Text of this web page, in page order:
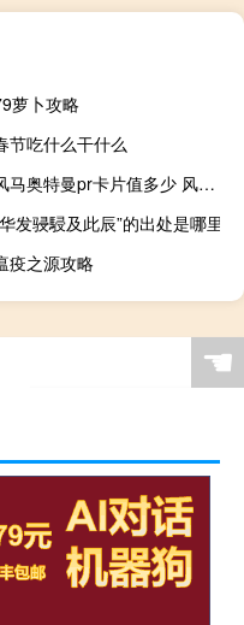
萝卜攻略
节吃什么干什么
风马奥特曼pr卡片值多少 风马奥特曼卡片怎么做
发骎駸及此辰”的出处是哪里
疫之源攻略
☚